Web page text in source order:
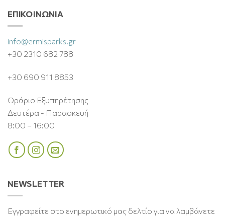
ΕΠΙΚΟΙΝΩΝΊΑ
info@ermisparks.gr
+30 2310 682 788
+30 690 911 8853
Ωράριο Εξυπηρέτησης
Δευτέρα - Παρασκευή
8:00 – 16:00
NEWSLETTER
Εγγραφείτε στο ενημερωτικό μας δελτίο για να λαμβάνετε